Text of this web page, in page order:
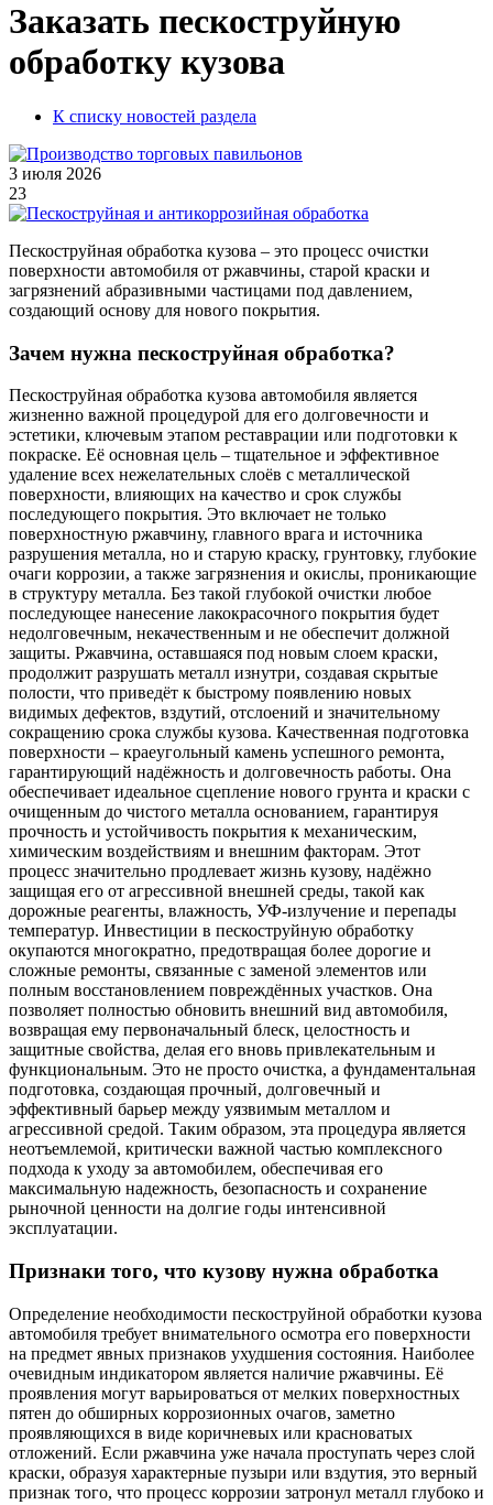
Заказать пескоструйную
обработку кузова
К списку новостей раздела
3 июля 2026
23
Пескоструйная обработка кузова – это процесс очистки
поверхности автомобиля от ржавчины, старой краски и
загрязнений абразивными частицами под давлением,
создающий основу для нового покрытия.
Зачем нужна пескоструйная обработка?
Пескоструйная обработка кузова автомобиля является
жизненно важной процедурой для его долговечности и
эстетики, ключевым этапом реставрации или подготовки к
покраске. Её основная цель – тщательное и эффективное
удаление всех нежелательных слоёв с металлической
поверхности, влияющих на качество и срок службы
последующего покрытия. Это включает не только
поверхностную ржавчину, главного врага и источника
разрушения металла, но и старую краску, грунтовку, глубокие
очаги коррозии, а также загрязнения и окислы, проникающие
в структуру металла. Без такой глубокой очистки любое
последующее нанесение лакокрасочного покрытия будет
недолговечным, некачественным и не обеспечит должной
защиты. Ржавчина, оставшаяся под новым слоем краски,
продолжит разрушать металл изнутри, создавая скрытые
полости, что приведёт к быстрому появлению новых
видимых дефектов, вздутий, отслоений и значительному
сокращению срока службы кузова. Качественная подготовка
поверхности – краеугольный камень успешного ремонта,
гарантирующий надёжность и долговечность работы. Она
обеспечивает идеальное сцепление нового грунта и краски с
очищенным до чистого металла основанием, гарантируя
прочность и устойчивость покрытия к механическим,
химическим воздействиям и внешним факторам. Этот
процесс значительно продлевает жизнь кузову, надёжно
защищая его от агрессивной внешней среды, такой как
дорожные реагенты, влажность, УФ-излучение и перепады
температур. Инвестиции в пескоструйную обработку
окупаются многократно, предотвращая более дорогие и
сложные ремонты, связанные с заменой элементов или
полным восстановлением повреждённых участков. Она
позволяет полностью обновить внешний вид автомобиля,
возвращая ему первоначальный блеск, целостность и
защитные свойства, делая его вновь привлекательным и
функциональным. Это не просто очистка, а фундаментальная
подготовка, создающая прочный, долговечный и
эффективный барьер между уязвимым металлом и
агрессивной средой. Таким образом, эта процедура является
неотъемлемой, критически важной частью комплексного
подхода к уходу за автомобилем, обеспечивая его
максимальную надежность, безопасность и сохранение
рыночной ценности на долгие годы интенсивной
эксплуатации.
Признаки того, что кузову нужна обработка
Определение необходимости пескоструйной обработки кузова
автомобиля требует внимательного осмотра его поверхности
на предмет явных признаков ухудшения состояния. Наиболее
очевидным индикатором является наличие ржавчины. Её
проявления могут варьироваться от мелких поверхностных
пятен до обширных коррозионных очагов, заметно
проявляющихся в виде коричневых или красноватых
отложений. Если ржавчина уже начала проступать через слой
краски, образуя характерные пузыри или вздутия, это верный
признак того, что процесс коррозии затронул металл глубоко и